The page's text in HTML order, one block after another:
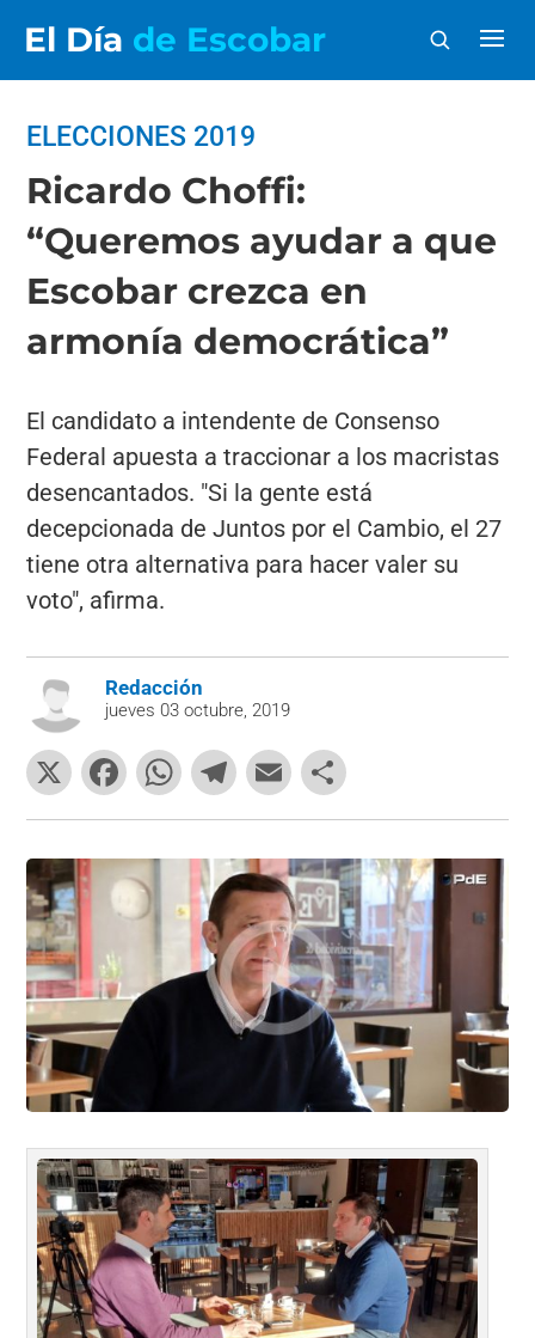
El Día de Escobar
ELECCIONES 2019
Ricardo Choffi:
“Queremos ayudar a que
Escobar crezca en
armonía democrática”
El candidato a intendente de Consenso
Federal apuesta a traccionar a los macristas
desencantados. "Si la gente está
decepcionada de Juntos por el Cambio, el 27
tiene otra alternativa para hacer valer su
voto", afirma.
Redacción
jueves 03 octubre, 2019
X
F
a
c
e
b
o
W
h
at
s
A
p
T
el
e
gr
a
m
E
m
ai
l
o
m
p
ar
tir